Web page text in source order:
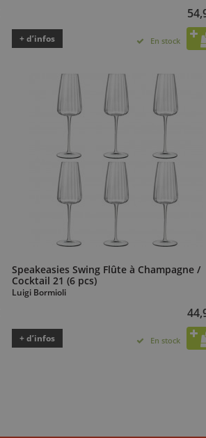
+ d’infos En stock
Speakeasies Swing Flûte à Champagne /
Cocktail 21 (6 pcs)
Luigi Bormioli
+ d’infos En stock